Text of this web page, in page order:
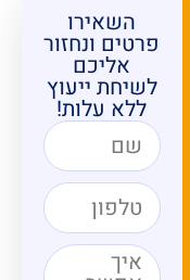
השאירו
פרטים ונחזור
אליכם
לשיחת ייעוץ
ללא עלות!